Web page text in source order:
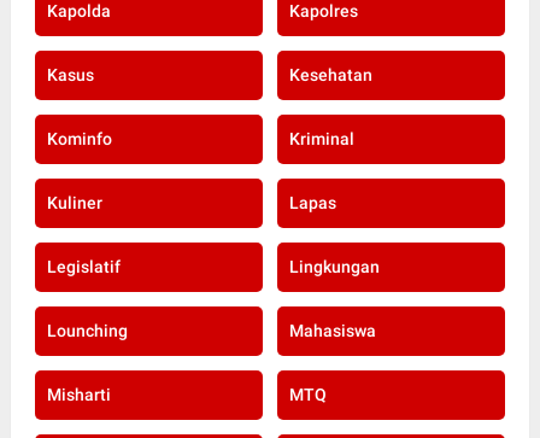
Kapolda Kapolres
Kasus Kesehatan
Kominfo Kriminal
Kuliner Lapas
Legislatif Lingkungan
Lounching Mahasiswa
Misharti MTQ